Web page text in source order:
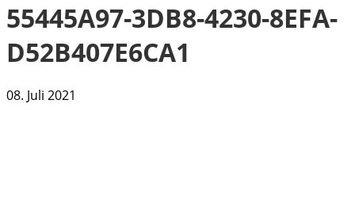
55445A97-3DB8-4230-8EFA-
D52B407E6CA1
08. Juli 2021